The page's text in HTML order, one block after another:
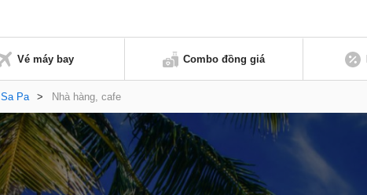
Vé máy bay Combo đồng giá
Sa Pa > Nhà hàng, cafe